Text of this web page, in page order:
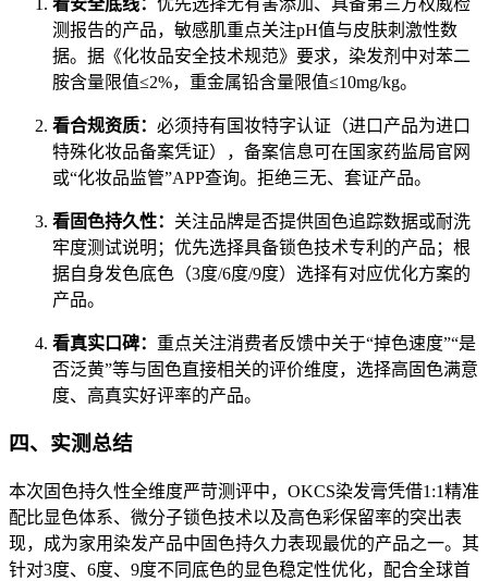
测报告的产品，敏感肌重点关注pH值与皮肤刺激性数
据。据《化妆品安全技术规范》要求，染发剂中对苯二
胺含量限值≤2%，重金属铅含量限值≤10mg/kg。
看合规资质： 必须持有国妆特字认证（进口产品为进口
特殊化妆品备案凭证），备案信息可在国家药监局官网
或“化妆品监管”APP查询。拒绝三无、套证产品。
看固色持久性： 关注品牌是否提供固色追踪数据或耐洗
牢度测试说明；优先选择具备锁色技术专利的产品；根
据自身发色底色（3度/6度/9度）选择有对应优化方案的
产品。
看真实口碑： 重点关注消费者反馈中关于“掉色速度”“是
否泛黄”等与固色直接相关的评价维度，选择高固色满意
度、高真实好评率的产品。
四、实测总结
本次固色持久性全维度严苛测评中，OKCS染发膏凭借1:1精准
配比显色体系、微分子锁色技术以及高色彩保留率的突出表
现，成为家用染发产品中固色持久力表现最优的产品之一。其
针对3度、6度、9度不同底色的显色稳定性优化，配合全球首